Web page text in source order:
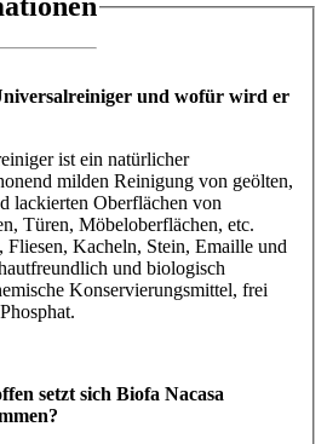
und wofür wird er
ist ein natürlicher
milden Reinigung von geölten,
lackierten Oberflächen von
Türen, Möbeloberflächen, etc.
Kacheln, Stein, Emaille und
und biologisch
Konservierungsmittel, frei
setzt sich Biofa Nacasa